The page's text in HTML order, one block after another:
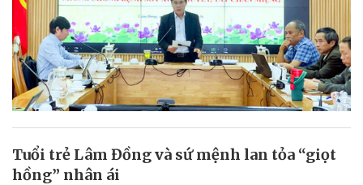
Tuổi trẻ Lâm Đồng và sứ mệnh lan tỏa “giọt
hồng” nhân ái